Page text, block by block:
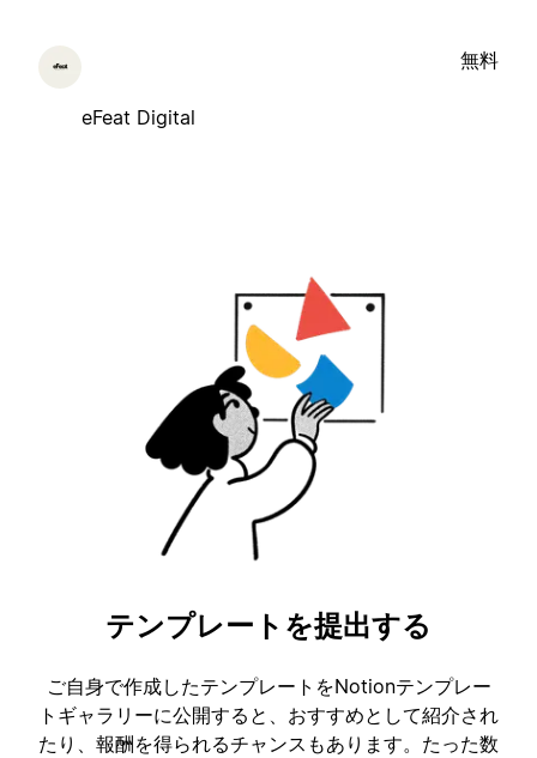
eFeat Digital
無料
テンプレートを提出する
ご自身で作成したテンプレートをNotionテンプレー
トギャラリーに公開すると、おすすめとして紹介され
たり、報酬を得られるチャンスもあります。たった数